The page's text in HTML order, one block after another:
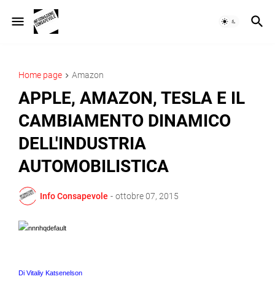
Home page Amazon
APPLE, AMAZON, TESLA E IL
CAMBIAMENTO DINAMICO
DELL'INDUSTRIA
AUTOMOBILISTICA
Info Consapevole - ottobre 07, 2015
Di Vitaliy Katsenelson